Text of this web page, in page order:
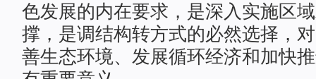
色发展的内在要求，是深入实施区
撑，是调结构转方式的必然选择，
善生态环境、发展循环经济和加快